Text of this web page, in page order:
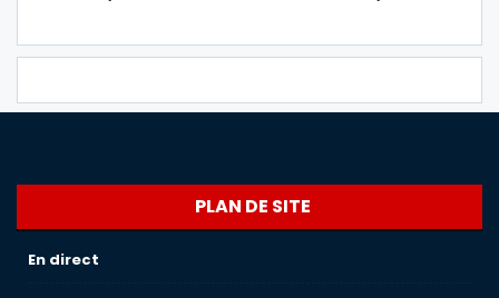
PLAN DE SITE
En direct